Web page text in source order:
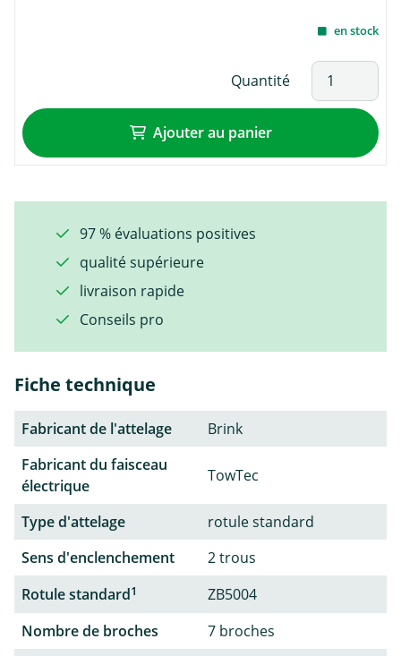
en stock
Quantité
Ajouter au panier
97 % évaluations positives
qualité supérieure
livraison rapide
Conseils pro
Fiche technique
Fabricant de l'attelage
Brink
Fabricant du faisceau
électrique
TowTec
Type d'attelage
rotule standard
Sens d'enclenchement
2 trous
Rotule standard1
ZB5004
Nombre de broches
7 broches